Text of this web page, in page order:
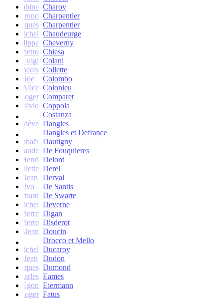
Sabine Charoy
Bruno Charpentier
Jacques Charpentier
Jean-Michel Chaudeurge
Philippe Cheverny
Pietro Chiesa
Luigi Colani
francois Collette
Joe
Colombo
Alice Colonieu
Roger Comparet
Silvio Coppola
Costanza
Geneviève Dangles
Dangles et Defrance
Raphaël Dautigny
Claude De Fouquieres
Henri Delord
Juliette Derel
Jean
Derval
Ivo
De Santis
Bernard De Swarte
Michel Deverne
Pierre Digan
Pierre Disderot
André-Jean Doucin
Drocco et Mello
Michel Ducaroy
Jean
Dudon
Jacques Dumond
Charles Eames
Egon Eiermann
Roger Fatus